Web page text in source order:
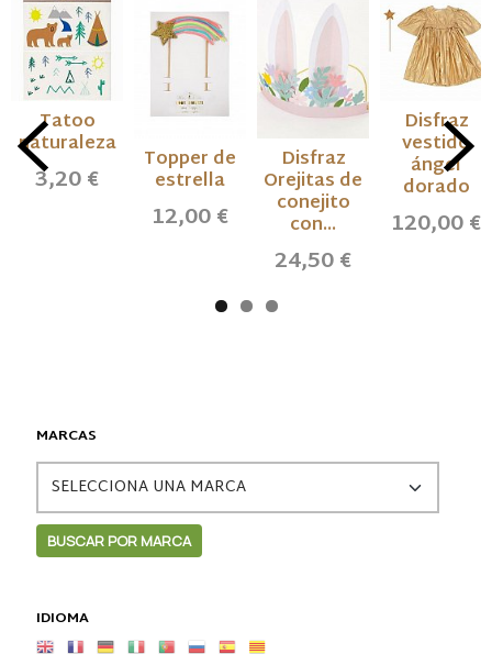
MARCAS
IDIOMA
Tatoo
naturaleza
3,20 €
Topper de
estrella
12,00 €
Disfraz
Orejitas de
conejito
con...
24,50 €
Disfraz
vestido
ángel
dorado
120,00 €